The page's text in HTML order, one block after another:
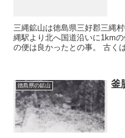
三縄鉱山は徳島県三好郡三縄
縄駅より北へ国道沿いに1km
の便は良かったとの事。 古くは中西鉱山と呼ばれた事ともありま
徳島県の鉱山 釜